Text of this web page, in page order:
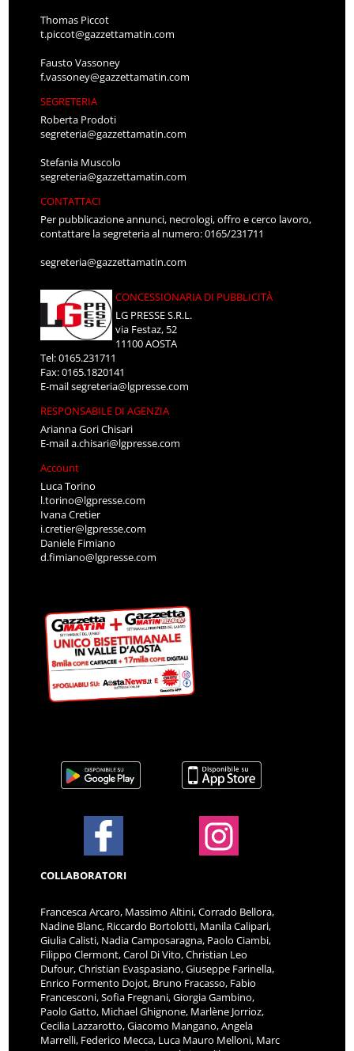
Thomas Piccot
t.piccot@gazzettamatin.com
Fausto Vassoney
f.vassoney@gazzettamatin.com
SEGRETERIA
Roberta Prodoti
segreteria@gazzettamatin.com
Stefania Muscolo
segreteria@gazzettamatin.com
CONTATTACI
Per pubblicazione annunci, necrologi, offro e cerco lavoro,
contattare la segreteria al numero: 0165/231711
segreteria@gazzettamatin.com
CONCESSIONARIA DI PUBBLICITÀ
LG PRESSE S.R.L.
via Festaz, 52
11100 AOSTA
Tel: 0165.231711
Fax: 0165.1820141
E-mailsegreteria@lgpresse.com
RESPONSABILE DI AGENZIA
Arianna Gori Chisari
E-maila.chisari@lgpresse.com
Account
Luca Torino
l.torino@lgpresse.com
Ivana Cretier
i.cretier@lgpresse.com
Daniele Fimiano
d.fimiano@lgpresse.com
COLLABORATORI
Francesca Arcaro, Massimo Altini, Corrado Bellora,
Nadine Blanc, Riccardo Bortolotti, Manila Calipari,
Giulia Calisti, Nadia Camposaragna, Paolo Ciambi,
Filippo Clermont, Carol Di Vito, Christian Leo
Dufour, Christian Evaspasiano, Giuseppe Farinella,
Enrico Formento Dojot, Bruno Fracasso, Fabio
Francesconi, Sofia Fregnani, Giorgia Gambino,
Paolo Gatto, Michael Ghignone, Marlène Jorrioz,
Cecilia Lazzarotto, Giacomo Mangano, Angela
Marrelli, Federico Mecca, Luca Mauro Melloni, Marc